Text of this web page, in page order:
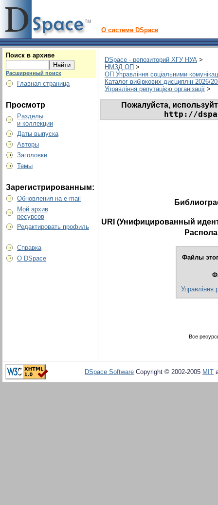
О системе DSpace
Поиск в архиве
Расширенный поиск
Главная страница
Просмотр
Разделы
и коллекции
Даты выпуска
Авторы
Заголовки
Темы
Зарегистрированным:
Обновления на e-mail
Мой архив
ресурсов
Редактировать профиль
Справка
О DSpace
DSpace - репозиторий ХГУ НУА >
НМЗД ОП >
ОП Управління соціальними
Каталог вибіркових дисциплін 2026/
Управління репутацією організації >
Пожалуйста,
http://
URI (Унифицированный
Файлы
Управління
Все
DSpace Software Copyright © 2002-2005 MIT